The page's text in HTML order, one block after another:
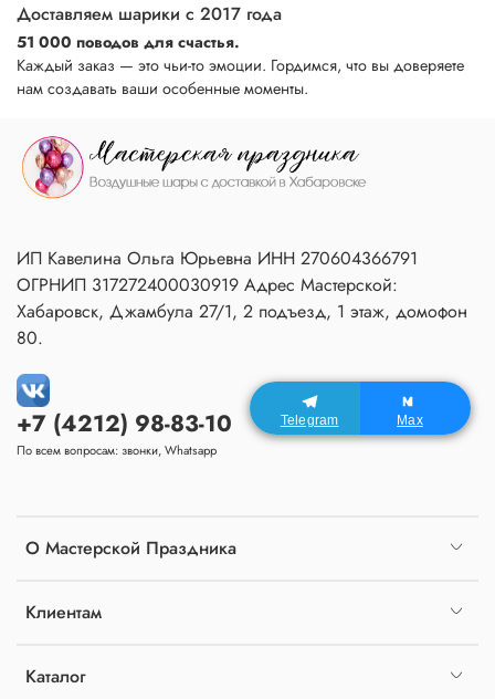
Доставляем шарики с 2017 года
51 000 поводов для счастья.
Каждый заказ — это чьи-то эмоции. Гордимся, что вы доверяете
нам создавать ваши особенные моменты.
О Мастерской Праздника
Клиентам
Каталог
+7 (4212) 98-83-10
По всем вопросам: звонки, Whatsapp
ИП Кавелина Ольга Юрьевна ИНН 270604366791
ОГРНИП 317272400030919 Адрес Мастерской:
Хабаровск, Джамбула 27/1, 2 подъезд, 1 этаж, домофон
80.
Telegram Max